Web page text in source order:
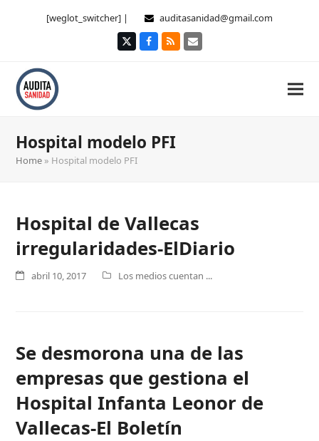
[weglot_switcher] | auditasanidad@gmail.com
TwitterFacebook
RSS Correo
Hospital modelo PFI
Home » Hospital modelo PFI
Hospital de Vallecas
irregularidades-ElDiario
abril 10, 2017 Los medios cuentan ...
Se desmorona una de las
empresas que gestiona el
Hospital Infanta Leonor de
Vallecas-El Boletín